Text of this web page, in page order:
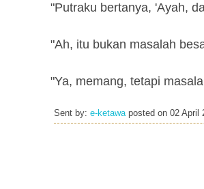
"Putraku bertanya, 'Ayah,
"Ah, itu bukan masalah
"Ya, memang, tetapi
Sent by: e-ketawaposted on 02 April